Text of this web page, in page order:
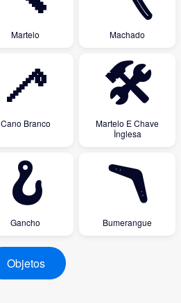
Martelo Machado
🦯
Cano Branco
🛠
Martelo E Chave
İnglesa
🪝
Gancho
🪃
Bumerangue
Objetos